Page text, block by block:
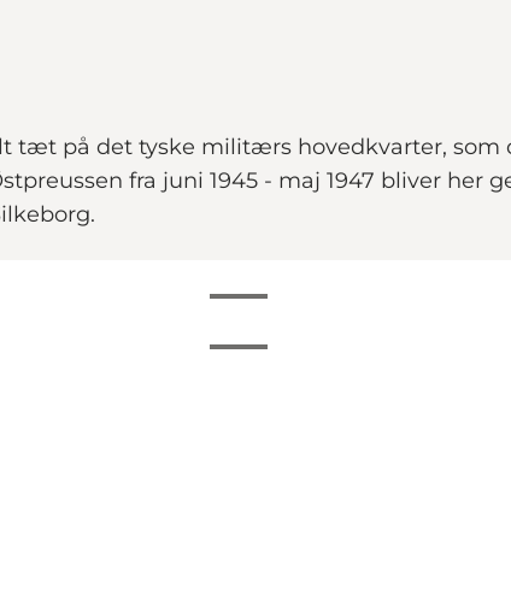
på det tyske militærs hovedkvarter, som
fra juni 1945 - maj 1947 bliver her